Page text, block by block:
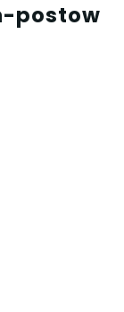
postow